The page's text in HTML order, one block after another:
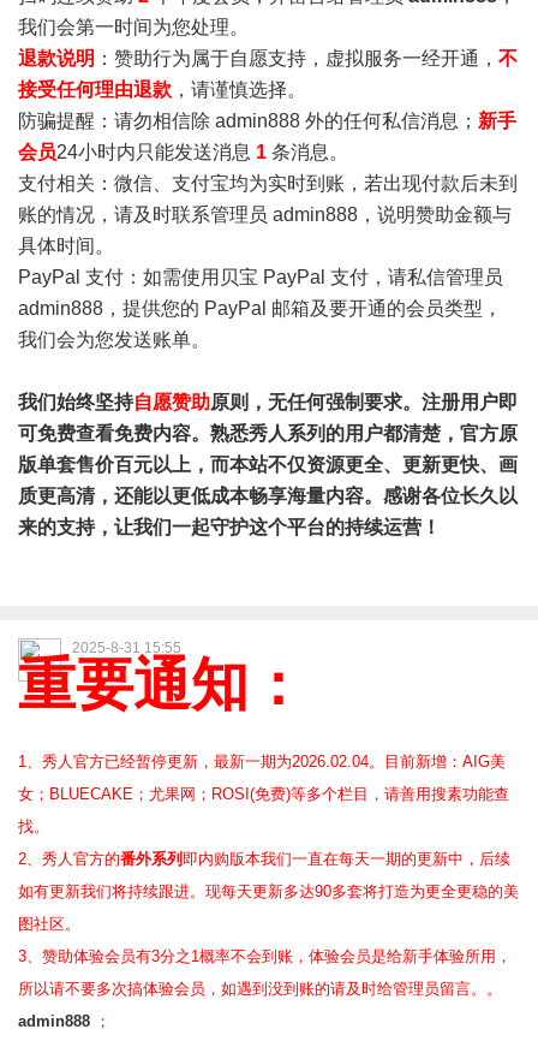
我们会第一时间为您处理。
退款说明 ：赞助行为属于自愿支持，虚拟服务一经开通， 不
接受任何理由退款 ，请谨慎选择。
防骗提醒：请勿相信除 admin888 外的任何私信消息； 新手
会员24小时内只能发送消息 1 条消息。
支付相关：微信、支付宝均为实时到账，若出现付款后未到
账的情况，请及时联系管理员 admin888，说明赞助金额与
具体时间。
PayPal 支付：如需使用贝宝 PayPal 支付，请私信管理员
admin888，提供您的 PayPal 邮箱及要开通的会员类型，
我们会为您发送账单。
我们始终坚持自愿赞助原则，无任何强制要求。注册用户即
可免费查看免费内容。熟悉秀人系列的用户都清楚，官方原
版单套售价百元以上，而本站不仅资源更全、更新更快、画
质更高清，还能以更低成本畅享海量内容。感谢各位长久以
来的支持，让我们一起守护这个平台的持续运营！
2025-8-31 15:55
重要通知：
1、秀人官方已经暂停更新，最新一期为2026.02.04。目前新增：AIG美
女；BLUECAKE；尤果网；ROSI(免费)等多个栏目，请善用搜素功能查
找。
2、 秀人官方的番外系列 即内购版本我们一直在每天一期的更新中，后续
如有更新我们将持续跟进。现每天更新多达90多套将打造为更全更稳的美
图社区。
3、赞助体验会员有3分之1概率不会到账，体验会员是给新手体验所用，
所以请不要多次搞体验会员，如遇到没到账的请及时给管理员留言。。
admin888 ；